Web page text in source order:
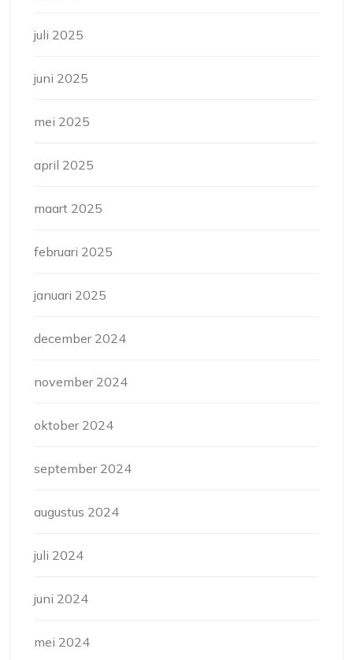
juli 2025
juni 2025
mei 2025
april 2025
maart 2025
februari 2025
januari 2025
december 2024
november 2024
oktober 2024
september 2024
augustus 2024
juli 2024
juni 2024
mei 2024